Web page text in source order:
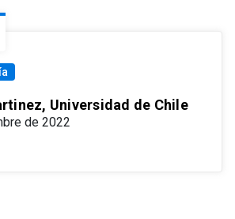
Universidad de Chile
de 2022